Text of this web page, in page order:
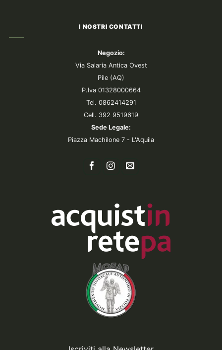
I NOSTRI CONTATTI
Negozio:
Via Salaria Antica Ovest
Pile (AQ)
P.Iva 01328000664
Tel. 0862414291
Cell. 392 9519619
Sede Legale:
Piazza Machilone 7 - L'Aquila